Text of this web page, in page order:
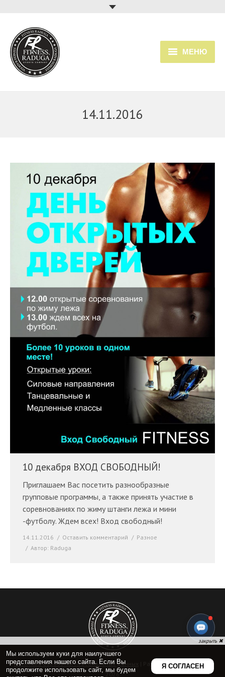
МЕНЮ
О клубе
14.11.2016
10 декабря ВХОД СВОБОДНЫЙ!
Приглашаем Вас посетить разнообразные
групповые программы, а также принять участие в
соревнованиях по жиму штанги лежа и мини
-футболу. Ждем всех! Вход свободный!
14.11.2016 Оставить комментарий
Разное
Автор: Raduga
Политика обработки персональных данных
| Радуга Фитнес © 2009-
2026